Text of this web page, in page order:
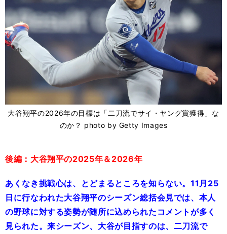
大谷翔平の2026年の目標は「二刀流でサイ・ヤング賞獲得」な
のか？ photo by Getty Images
後編：大谷翔平の2025年＆2026年
あくなき挑戦心は、とどまるところを知らない。11月25
日に行なわれた大谷翔平のシーズン総括会見では、本人
の野球に対する姿勢が随所に込められたコメントが多く
見られた。来シーズン、大谷が目指すのは、二刀流で